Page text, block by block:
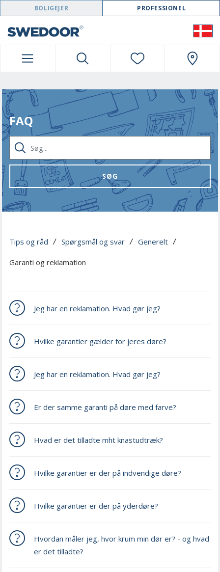
SWEDOOR NAVIGATION
BOLIGEJER PROFESSIONEL
FAQ
SØG...
SØG
Tips og råd / Spørgsmål og svar / Generelt /
Garanti og reklamation
Jeg har en reklamation. Hvad gør jeg?
Hvilke garantier gælder for jeres døre?
Jeg har en reklamation. Hvad gør jeg?
Er der samme garanti på døre med farve?
Hvad er det tilladte mht knastudtræk?
Hvilke garantier er der på indvendige døre?
Hvilke garantier er der på yderdøre?
Hvordan måler jeg, hvor krum min dør er? - og hvad
er det tilladte?